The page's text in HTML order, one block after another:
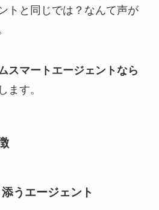
トと同じでは？なんて声が
スマートエージェントなら
ます。
うエージェント